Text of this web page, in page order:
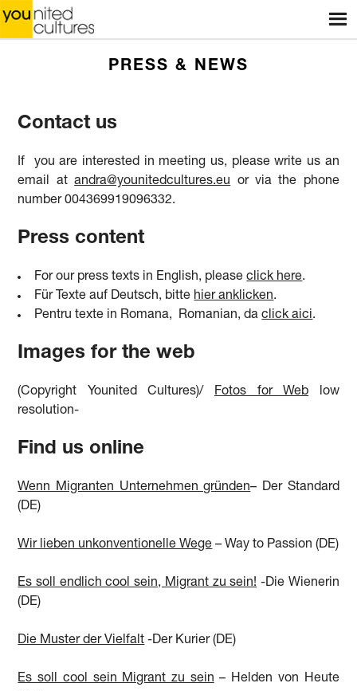
HOME
STORIES
CONTACT
PRESS & NEWS
Contact us
If you are interested in meeting us, please write us an
email atandra@younitedcultures.eu or via the phone
number 004369919096332.
Press content
For our press texts in English, pleaseclick here.
Für Texte auf Deutsch, bitte hier anklicken.
Pentru texte in Romana, Romanian, daclick aici.
Images for the web
(Copyright Younited Cultures)/ Fotos for Web low
resolution-
Find us online
Wenn Migranten Unternehmen gründen– Der Standard
(DE)
Wir lieben unkonventionelle Wege – Way to Passion (DE)
Es soll endlich cool sein, Migrant zu sein! -Die Wienerin
(DE)
Die Muster der Vielfalt -Der Kurier (DE)
Es soll cool sein Migrant zu sein – Helden von Heute